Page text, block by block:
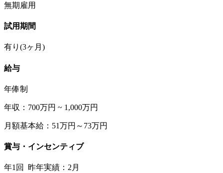
無期雇用
試用期間
有り(3ヶ月)
給与
年俸制
年収：700万円 ~ 1,000万円
月額基本給：51万円～73万円
賞与・インセンティブ
年1回 昨年実績：2月